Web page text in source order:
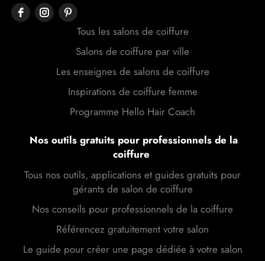
Tous les salons de coiffure
Salons de coiffure par ville
Les enseignes de salons de coiffure
Inspirations de coiffure femme
Programme Hello Hair Coach
Nos outils gratuits pour professionnels de la
coiffure
Tous nos outils, applications et guides gratuits pour
gérants de salon de coiffure
Nos conseils pour professionnels de la coiffure
Référencez gratuitement votre salon
Le guide pour créer une page dédiée à votre salon